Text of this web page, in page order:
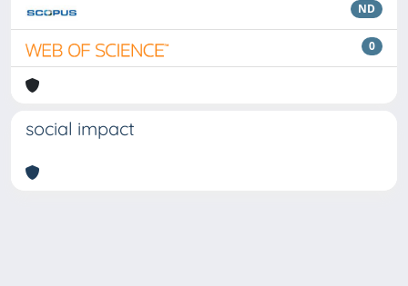
ND
0
social impact